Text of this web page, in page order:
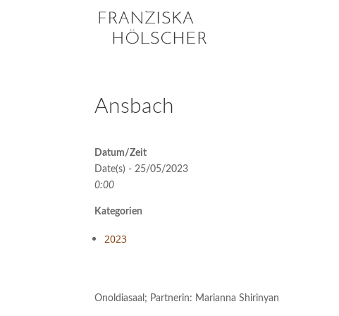
Ansbach
Datum/Zeit
Date(s) - 25/05/2023
0:00
Kategorien
2023
Onoldiasaal; Partnerin: Marianna Shirinyan